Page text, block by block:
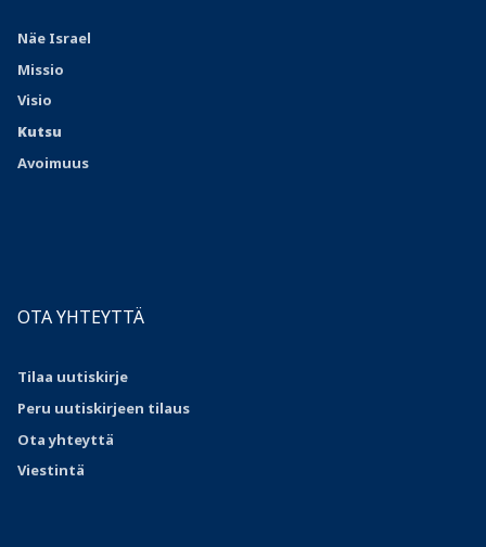
Näe Israel
Missio
Visio
Kutsu
Avoimuus
OTA YHTEYTTÄ
Tilaa uutiskirje
Peru uutiskirjeen tilaus
Otayhteyttä
Viestintä